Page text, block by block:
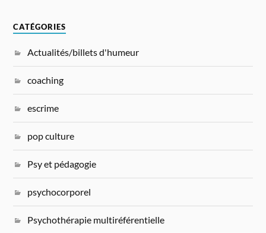
CATÉGORIES
Actualités/billets d'humeur
coaching
escrime
pop culture
Psy et pédagogie
psychocorporel
Psychothérapie multiréférentielle